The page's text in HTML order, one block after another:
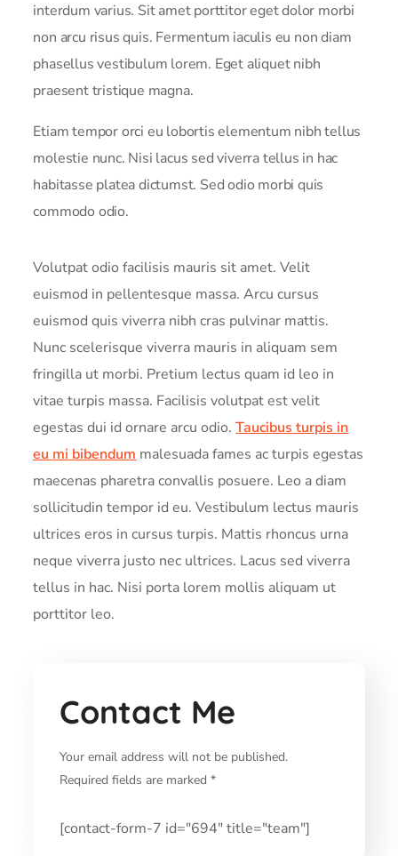
interdum varius. Sit amet porttitor eget dolor morbi
non arcu risus quis. Fermentum iaculis eu non diam
phasellus vestibulum lorem. Eget aliquet nibh
praesent tristique magna.
Etiam tempor orci eu lobortis elementum nibh tellus
molestie nunc. Nisi lacus sed viverra tellus in hac
habitasse platea dictumst. Sed odio morbi quis
commodo odio.
Volutpat odio facilisis mauris sit amet. Velit
euismod in pellentesque massa. Arcu cursus
euismod quis viverra nibh cras pulvinar mattis.
Nunc scelerisque viverra mauris in aliquam sem
fringilla ut morbi. Pretium lectus quam id leo in
vitae turpis massa. Facilisis volutpat est velit
egestas dui id ornare arcu odio.Taucibus turpis in
eu mi bibendum malesuada fames ac turpis egestas
maecenas pharetra convallis posuere. Leo a diam
sollicitudin tempor id eu. Vestibulum lectus mauris
ultrices eros in cursus turpis. Mattis rhoncus urna
neque viverra justo nec ultrices. Lacus sed viverra
tellus in hac. Nisi porta lorem mollis aliquam ut
porttitor leo.
Contact Me
Your email address will not be published.
Required fields are marked *
[contact-form-7 id="694" title="team"]